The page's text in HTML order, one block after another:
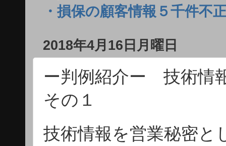
・損保の顧客情報５千件不
2018年4月16日月曜日
ー判例紹介ー 技術情
その１
技術情報を営業秘密と